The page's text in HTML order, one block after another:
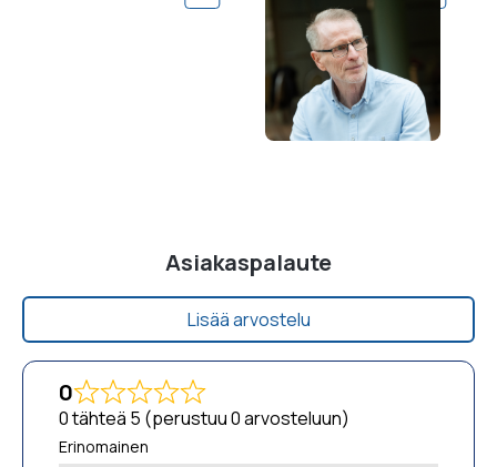
Asiakaspalaute
Lisää arvostelu
0
0 tähteä 5 (perustuu 0 arvosteluun)
Erinomainen